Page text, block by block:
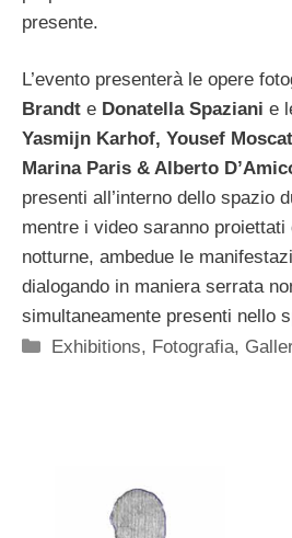
presente.
L’evento presenterà le opere
Brandt e Donatella Spaziani e
Yasmijn Karhof, Yousef
Marina Paris & Alberto
presenti all’interno dello spazio
mentre i video saranno proiettati
notturne, ambedue le
dialogando in maniera serrata
simultaneamente presenti nello
Categorie
Exhibitions, Fotografia,